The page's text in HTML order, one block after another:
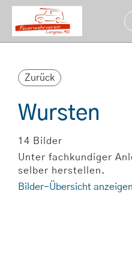
Zurück
Wursten
14 Bilder
Unter fachkundiger
selber herstellen.
Bilder-Übersicht anzeigen